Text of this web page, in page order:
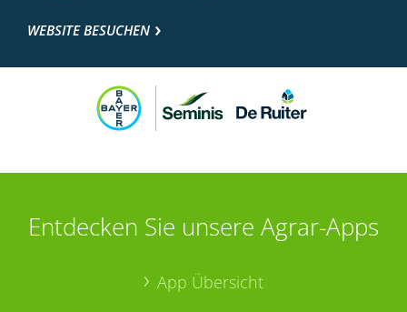
WEBSITE BESUCHEN
Entdecken Sie unsere Agrar-Apps
App Übersicht